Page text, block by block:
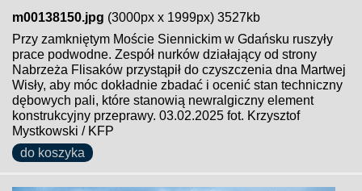
m00138150.jpg (3000px x 1999px) 3527kb
Przy zamkniętym Moście Siennickim w Gdańsku ruszyły
prace podwodne. Zespół nurków działający od strony
Nabrzeża Flisaków przystąpił do czyszczenia dna Martwej
Wisły, aby móc dokładnie zbadać i ocenić stan techniczny
dębowych pali, które stanowią newralgiczny element
konstrukcyjny przeprawy. 03.02.2025 fot. Krzysztof
Mystkowski / KFP
do koszyka